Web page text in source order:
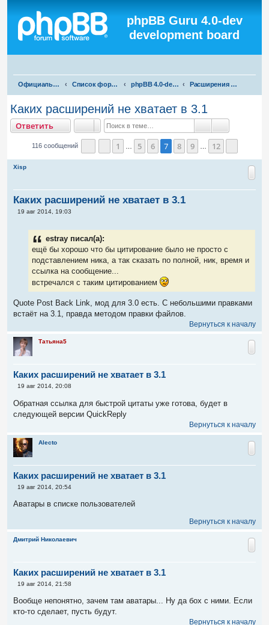
phpBB Guru 4.0-dev
development board
Официальная русская поддержка phpBB3 Список форумов phpBB 4.0-dev test Расширения для phpBB 4.0-dev
Каких расширений не хватает в 3.1
Ответить Поиск
116 сообщений Страница7 из12
Пред.
1 5 6 7 8 9 12 След.
Xisp
Каких расширений не хватает в 3.1
С
19 авг 2014, 19:03
estray писал(а):
ещё бы хорошо что бы цитирование было не просто с
подставлением ника, а так сказать по полной, ник, время и
ссылка на сообщение...
встречался с таким цитированием
Quote Post Back Link, мод для 3.0 есть. С небольшими правками
встаёт на 3.1, правда методом правки файлов.
Вернуться к началу
Татьяна5
Каких расширений не хватает в 3.1
С
о
б
щ
и
е
19 авг 2014, 20:08
Обратная ссылка для быстрой цитаты уже готова, будет в
следующей версии QuickReply
Вернуться к началу
Alecto
Каких расширений не хватает в 3.1
С
б
н
19 авг 2014, 20:54
Аватары в списке пользователей
Вернуться к началу
Дмитрий Николаевич
Каких расширений не хватает в 3.1
С
о
б
щ
19 авг 2014, 21:58
Вообще непонятно, зачем там аватары... Ну да бох с ними. Если
кто-то сделает, пусть будут.
Вернуться к началу